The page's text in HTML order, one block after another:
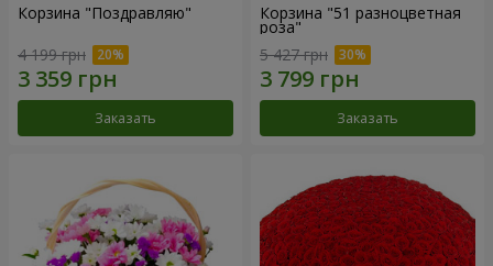
Корзина "Поздравляю"
4 199 грн
Заказать
Корзина "51 разноцветная
роза"
5 427 грн
Заказать